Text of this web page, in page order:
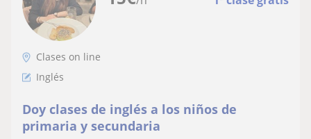
Clases on line
Inglés
Doy clases de inglés a los niños de
primaria y secundaria